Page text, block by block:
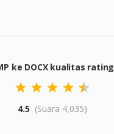
ke DOCX kualitas rating
4.5 (Suara 4,035)